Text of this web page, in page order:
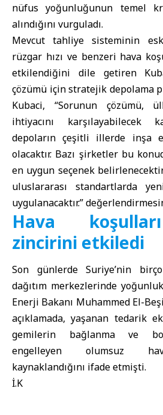
nüfus yoğunluğunun temel
alındığını vurguladı.
Mevcut tahliye sisteminin
rüzgar hızı ve benzeri hava
etkilendiğini dile getiren
çözümü için stratejik depolama
Kubaci, “Sorunun çözümü,
ihtiyacını karşılayabilecek
depoların çeşitli illerde inşa
olacaktır. Bazı şirketler bu
en uygun seçenek
uluslararası standartlarda
uygulanacaktır.”
Hava
zincirini etkiledi
Son günlerde Suriye’nin
dağıtım merkezlerinde
Enerji Bakanı Muhammed El-
açıklamada, yaşanan tedarik
gemilerin bağlanma ve
engelleyen olumsuz
kaynaklandığını ifade etmişti.
İ.K